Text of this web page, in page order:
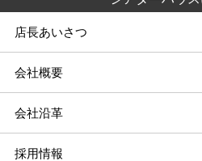
店長あいさつ
会社概要
会社沿革
採用情報